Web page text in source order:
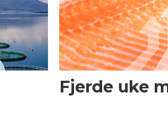
Fjerde uke